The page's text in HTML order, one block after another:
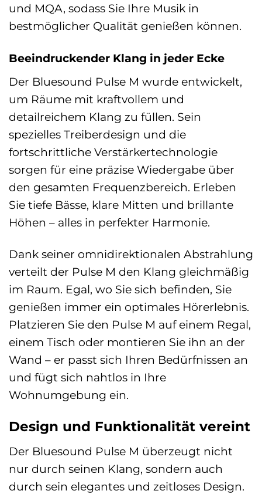
und MQA, sodass Sie Ihre Musik in
bestmöglicher Qualität genießen können.
Beeindruckender Klang in jeder Ecke
Der Bluesound Pulse M wurde entwickelt,
um Räume mit kraftvollem und
detailreichem Klang zu füllen. Sein
spezielles Treiberdesign und die
fortschrittliche Verstärkertechnologie
sorgen für eine präzise Wiedergabe über
den gesamten Frequenzbereich. Erleben
Sie tiefe Bässe, klare Mitten und brillante
Höhen – alles in perfekter Harmonie.
Dank seiner omnidirektionalen Abstrahlung
verteilt der Pulse M den Klang gleichmäßig
im Raum. Egal, wo Sie sich befinden, Sie
genießen immer ein optimales Hörerlebnis.
Platzieren Sie den Pulse M auf einem Regal,
einem Tisch oder montieren Sie ihn an der
Wand – er passt sich Ihren Bedürfnissen an
und fügt sich nahtlos in Ihre
Wohnumgebung ein.
Design und Funktionalität vereint
Der Bluesound Pulse M überzeugt nicht
nur durch seinen Klang, sondern auch
durch sein elegantes und zeitloses Design.